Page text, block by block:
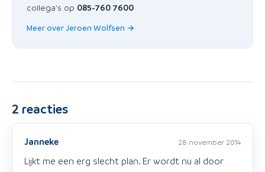
collega's op 085-760 7600
Meer over Jeroen Wolfsen →
2 reacties
Janneke 28 november 2014
Lijkt me een erg slecht plan. Er wordt nu al door